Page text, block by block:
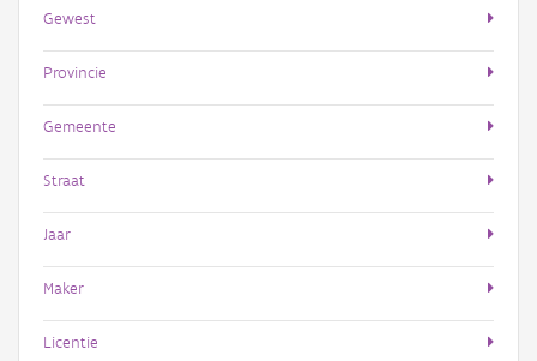
Gewest
Provincie
Gemeente
Straat
Jaar
Maker
Licentie